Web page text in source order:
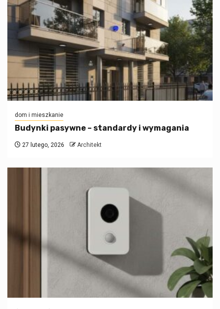
dom i mieszkanie
Budynki pasywne – standardy i wymagania
27 lutego, 2026 Architekt